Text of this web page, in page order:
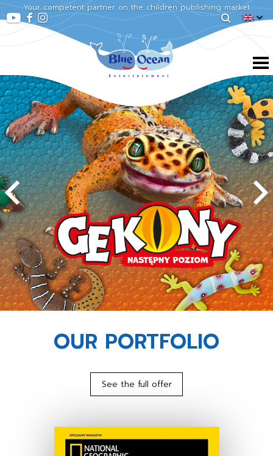
Your competent partner on the children publishing market
OUR PORTFOLIO
See the full offer